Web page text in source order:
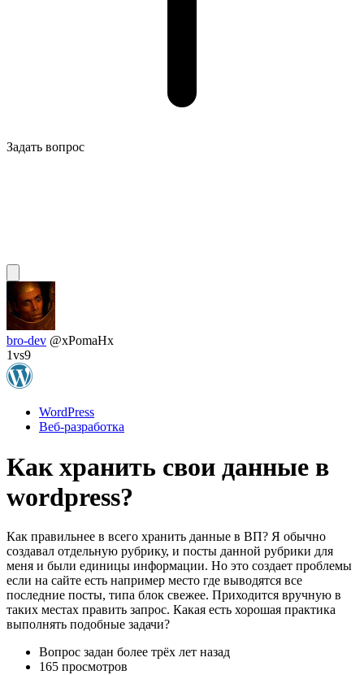
Задать вопрос
bro-dev @xPomaHx
1vs9
WordPress
Веб-разработка
Как хранить свои данные в
wordpress?
Как правильнее в всего хранить данные в ВП? Я обычно
создавал отдельную рубрику, и посты данной рубрики для
меня и были единицы информации. Но это создает проблемы
если на сайте есть например место где выводятся все
последние посты, типа блок свежее. Приходится вручную в
таких местах править запрос. Какая есть хорошая практика
выполнять подобные задачи?
Вопрос задан более трёх лет назад
165 просмотров